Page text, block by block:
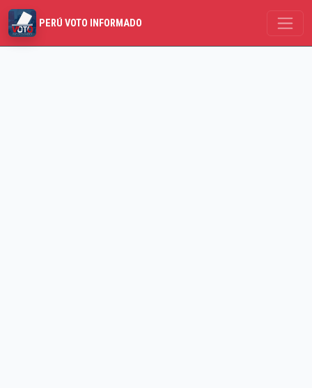
PERÚ VOTO INFORMADO